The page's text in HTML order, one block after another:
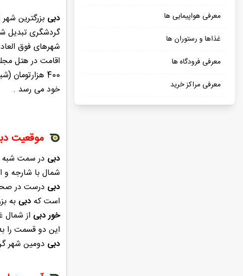
معرفی هواپیمایی ها
غذاها و رستوران ها
معرفی فرودگاه ها
معرفی مراکز خرید
دبی
شهرهای فوق
اقامت در هتل
400 هزارتومان (شبی) در
خود می رسد .
موقعیت
دبی در سمت شبه
شمال با شارجه و
دبی درست در
است که دبی به
خور دبی از
این دو قسمت را
دبی دومین شهر